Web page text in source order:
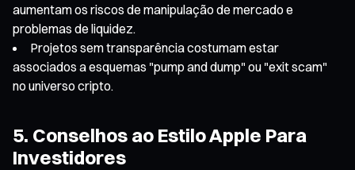
aumentam os riscos de manipulação de mercado e
problemas de liquidez.
Projetos sem transparência costumam estar
associados a esquemas "pump and dump" ou "exit scam"
no universo cripto.
5. Conselhos ao Estilo Apple Para
Investidores